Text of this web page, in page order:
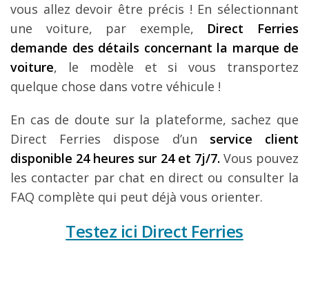
vous allez devoir être précis ! En sélectionnant
une voiture, par exemple, Direct Ferries
demande des détails concernant la marque de
voiture, le modèle et si vous transportez
quelque chose dans votre véhicule !
En cas de doute sur la plateforme, sachez que
Direct Ferries dispose d’un service client
disponible 24 heures sur 24 et 7j/7. Vous pouvez
les contacter par chat en direct ou consulter la
FAQ complète qui peut déjà vous orienter.
Testez ici Direct Ferries